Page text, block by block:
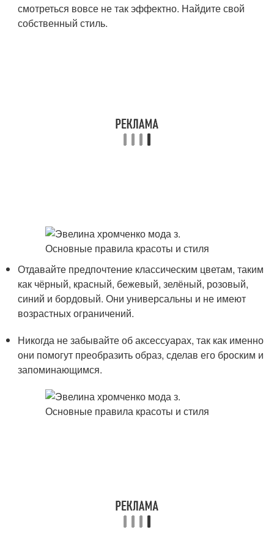
смотреться вовсе не так эффектно. Найдите свой
собственный стиль.
Отдавайте предпочтение классическим цветам, таким
как чёрный, красный, бежевый, зелёный, розовый,
синий и бордовый. Они универсальны и не имеют
возрастных ограничений.
Никогда не забывайте об аксессуарах, так как именно
они помогут преобразить образ, сделав его броским и
запоминающимся.